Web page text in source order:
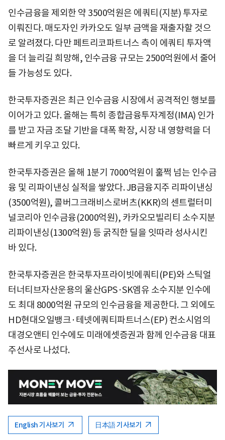
인수금융을 제외한 약 3500억원은 에쿼티(지분) 투자로
이뤄진다. 매도자인 카카오도 일부 금액을 재출자할 것으
로 알려졌다. 다만 페트리코파트너스 측이 에쿼티 투자액
을 더 늘리길 희망해, 인수금융 규모는 2500억원에서 줄어
들 가능성도 있다.
한국투자증권은 최근 인수금융 시장에서 공격적인 행보를
이어가고 있다. 올해는 특히 종합금융투자계정(IMA) 인가
를 받고 자금 조달 기반을 대폭 확장, 시장 내 영향력을 더
빠르게 키우고 있다.
한국투자증권은 올해 1분기 7000억원이 훌쩍 넘는 인수금
융 및 리파이낸싱 실적을 쌓았다. JB금융지주 리파이낸싱
(3500억원), 콜버그크래비스로버츠(KKR)의 센트럴터미
널코리아 인수금융(2000억원), 카카오모빌리티 소수지분
리파이낸싱(1300억원) 등 굵직한 딜을 잇따라 성사시킨
바 있다.
한국투자증권은 한국투자프라이빗에쿼티(PE)와 스틱얼
터너티브자산운용의 울산GPS·SK엠유 소수지분 인수에
도 최대 8000억원 규모의 인수금융을 제공한다. 그 외에도
HD현대오일뱅크·테넷에쿼티파트너스(EP) 컨소시엄의
대경오앤티 인수에도 미래에셋증권과 함께 인수금융 대표
주선사로 나섰다.
English 기사보기 日本語 기사보기